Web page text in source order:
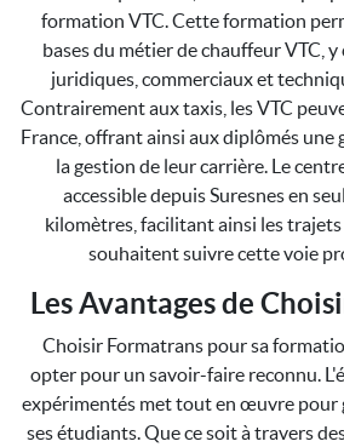
formation VTC. Cette formation
bases du métier de chauffeur VTC,
juridiques, commerciaux et
Contrairement aux taxis, les VTC
France, offrant ainsi aux diplômés
la gestion de leur carrière. Le
accessible depuis Suresnes en
kilomètres, facilitant ainsi les
souhaitent suivre cette voie
Les Avantages de
Choisir Formatrans pour sa
opter pour un savoir-faire reconnu.
expérimentés met tout en œuvre pour
ses étudiants. Que ce soit à travers